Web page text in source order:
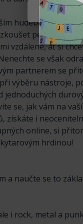
hudebním
pestrou
vzdálené, ať si
se však
partnerem se
výběru nástroje,
jednoduchých
se, jak vám na
získáte i
online, si
hrdinou!
a naučte se to
i rock, metal a